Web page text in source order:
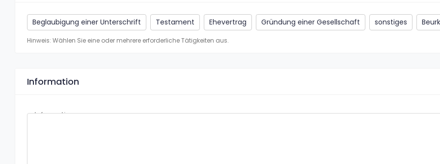
Beglaubigung einer Unterschrift Testament Ehevertrag Gründung einer Gesellschaft sonstiges
Hinweis: Wählen Sie eine oder mehrere erforderliche Tätigkeiten aus.
Information
Information